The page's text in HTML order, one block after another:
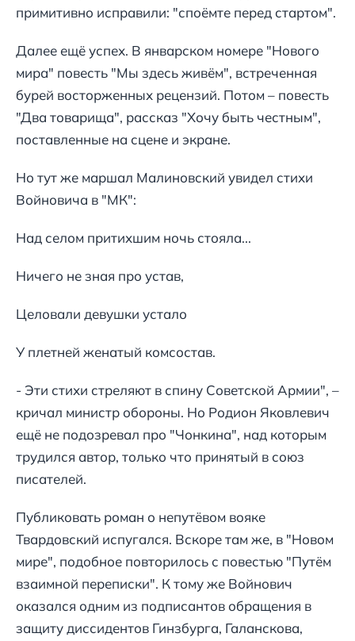
примитивно исправили: "споёмте перед стартом".
Далее ещё успех. В январском номере "Нового
мира" повесть "Мы здесь живём", встреченная
бурей восторженных рецензий. Потом – повесть
"Два товарища", рассказ "Хочу быть честным",
поставленные на сцене и экране.
Но тут же маршал Малиновский увидел стихи
Войновича в "МК":
Над селом притихшим ночь стояла...
Ничего не зная про устав,
Целовали девушки устало
У плетней женатый комсостав.
- Эти стихи стреляют в спину Советской Армии", –
кричал министр обороны. Но Родион Яковлевич
ещё не подозревал про "Чонкина", над которым
трудился автор, только что принятый в союз
писателей.
Публиковать роман о непутёвом вояке
Твардовский испугался. Вскоре там же, в "Новом
мире", подобное повторилось с повестью "Путём
взаимной переписки". К тому же Войнович
оказался одним из подписантов обращения в
защиту диссидентов Гинзбурга, Галанскова,